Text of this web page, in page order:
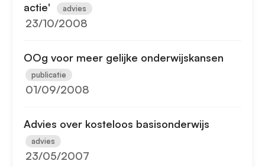
actie'
advies
23/10/2008
OOg voor meer gelijke onderwijskansen
publicatie
01/09/2008
Advies over kosteloos basisonderwijs
advies
23/05/2007